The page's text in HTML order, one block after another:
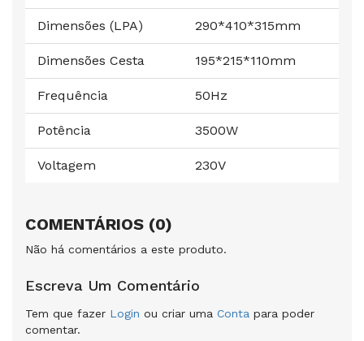
Dimensões (LPA) 290*410*315mm
Dimensões Cesta 195*215*110mm
Frequência 50Hz
Potência 3500W
Voltagem 230V
COMENTÁRIOS (0)
Não há comentários a este produto.
Escreva Um Comentário
Tem que fazer Login ou criar uma Conta para poder
comentar.